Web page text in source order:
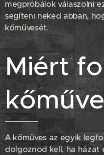
megpróbálok válaszolni
segíteni neked abban,
kőművesét.
Miért
A kőműves az egyik
dolgoznod kell, ha házat